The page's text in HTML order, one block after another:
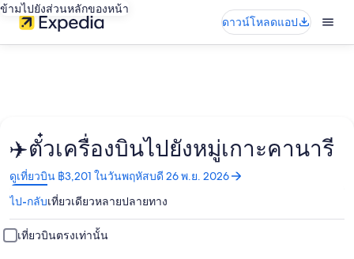
ข้ามไปยังส่วนหลักของหน้า
ดาวน์โหลดแอป
✈️ตั๋วเครื่องบินไปยังหมู่เกาะคานารี
ดูเที่ยวบิน ฿3,201 ในวันพฤหัสบดี 26 พ.ย. 2026
เปิด
ใน
หน้าต่าง
ใหม่
ไป-กลับเที่ยวเดียวหลายปลายทาง
เที่ยวบินตรงเท่านั้น